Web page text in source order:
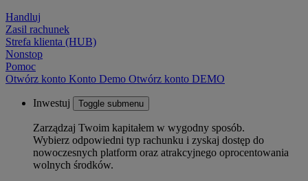
Handluj
Zasil rachunek
Strefa klienta (HUB)
Nonstop
Pomoc
Otwórz konto Konto Demo Otwórz konto DEMO
Inwestuj Toggle submenu
Zarządzaj Twoim kapitałem w wygodny sposób.
Wybierz odpowiedni typ rachunku i zyskaj dostęp do
nowoczesnych platform oraz atrakcyjnego oprocentowania
wolnych środków.